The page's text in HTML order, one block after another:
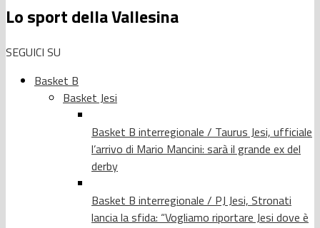
Lo sport della Vallesina
SEGUICI SU
Basket B
Basket Jesi
Basket B interregionale / Taurus Jesi, ufficiale
l’arrivo di Mario Mancini: sarà il grande ex del
derby
Basket B interregionale / PJ Jesi, Stronati
lancia la sfida: “Vogliamo riportare Jesi dove è